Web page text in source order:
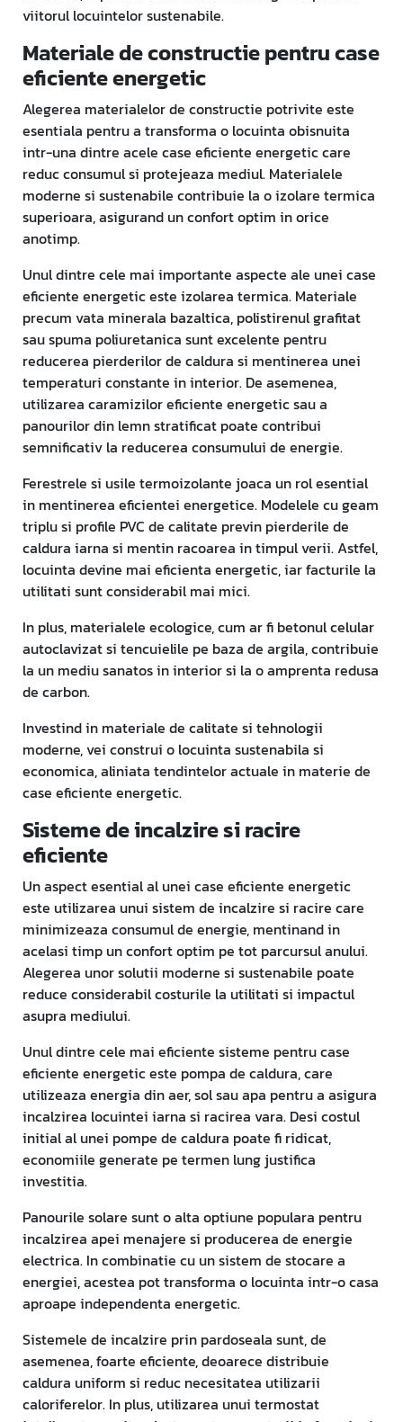
viitorul locuintelor sustenabile.
Materiale de constructie pentru case
eficiente energetic
Alegerea materialelor de constructie potrivite este
esentiala pentru a transforma o locuinta obisnuita
intr-una dintre acele case eficiente energetic care
reduc consumul si protejeaza mediul. Materialele
moderne si sustenabile contribuie la o izolare termica
superioara, asigurand un confort optim in orice
anotimp.
Unul dintre cele mai importante aspecte ale unei case
eficiente energetic este izolarea termica. Materiale
precum vata minerala bazaltica, polistirenul grafitat
sau spuma poliuretanica sunt excelente pentru
reducerea pierderilor de caldura si mentinerea unei
temperaturi constante in interior. De asemenea,
utilizarea caramizilor eficiente energetic sau a
panourilor din lemn stratificat poate contribui
semnificativ la reducerea consumului de energie.
Ferestrele si usile termoizolante joaca un rol esential
in mentinerea eficientei energetice. Modelele cu geam
triplu si profile PVC de calitate previn pierderile de
caldura iarna si mentin racoarea in timpul verii. Astfel,
locuinta devine mai eficienta energetic, iar facturile la
utilitati sunt considerabil mai mici.
In plus, materialele ecologice, cum ar fi betonul celular
autoclavizat si tencuielile pe baza de argila, contribuie
la un mediu sanatos in interior si la o amprenta redusa
de carbon.
Investind in materiale de calitate si tehnologii
moderne, vei construi o locuinta sustenabila si
economica, aliniata tendintelor actuale in materie de
case eficiente energetic.
Sisteme de incalzire si racire
eficiente
Un aspect esential al unei case eficiente energetic
este utilizarea unui sistem de incalzire si racire care
minimizeaza consumul de energie, mentinand in
acelasi timp un confort optim pe tot parcursul anului.
Alegerea unor solutii moderne si sustenabile poate
reduce considerabil costurile la utilitati si impactul
asupra mediului.
Unul dintre cele mai eficiente sisteme pentru case
eficiente energetic este pompa de caldura, care
utilizeaza energia din aer, sol sau apa pentru a asigura
incalzirea locuintei iarna si racirea vara. Desi costul
initial al unei pompe de caldura poate fi ridicat,
economiile generate pe termen lung justifica
investitia.
Panourile solare sunt o alta optiune populara pentru
incalzirea apei menajere si producerea de energie
electrica. In combinatie cu un sistem de stocare a
energiei, acestea pot transforma o locuinta intr-o casa
aproape independenta energetic.
Sistemele de incalzire prin pardoseala sunt, de
asemenea, foarte eficiente, deoarece distribuie
caldura uniform si reduc necesitatea utilizarii
caloriferelor. In plus, utilizarea unui termostat